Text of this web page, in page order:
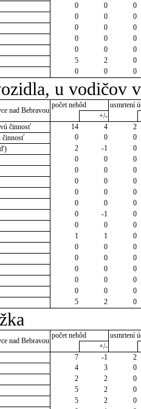
0 0
0
0 0
0
0 0
0
0 0
0
0 0
0
5 2
0
0 0 0
u vodičov
nad Bebravou
počet nehôd
usmrtení
+/-
činnosť
14 4
2
činnosť
0 0
0
2 -1
0
0 0
0
0 0
0
0 0
0
0 0
0
0 0
0
0 -1
0
0 0
0
1 1
0
0 0
0
0 0
0
0 0
0
0 0
0
0 0
0
5 2 0
nad Bebravou
počet nehôd
usmrtení
+/-
7 -1
2
4 3
0
2 2
0
5 2
0
5 2
0